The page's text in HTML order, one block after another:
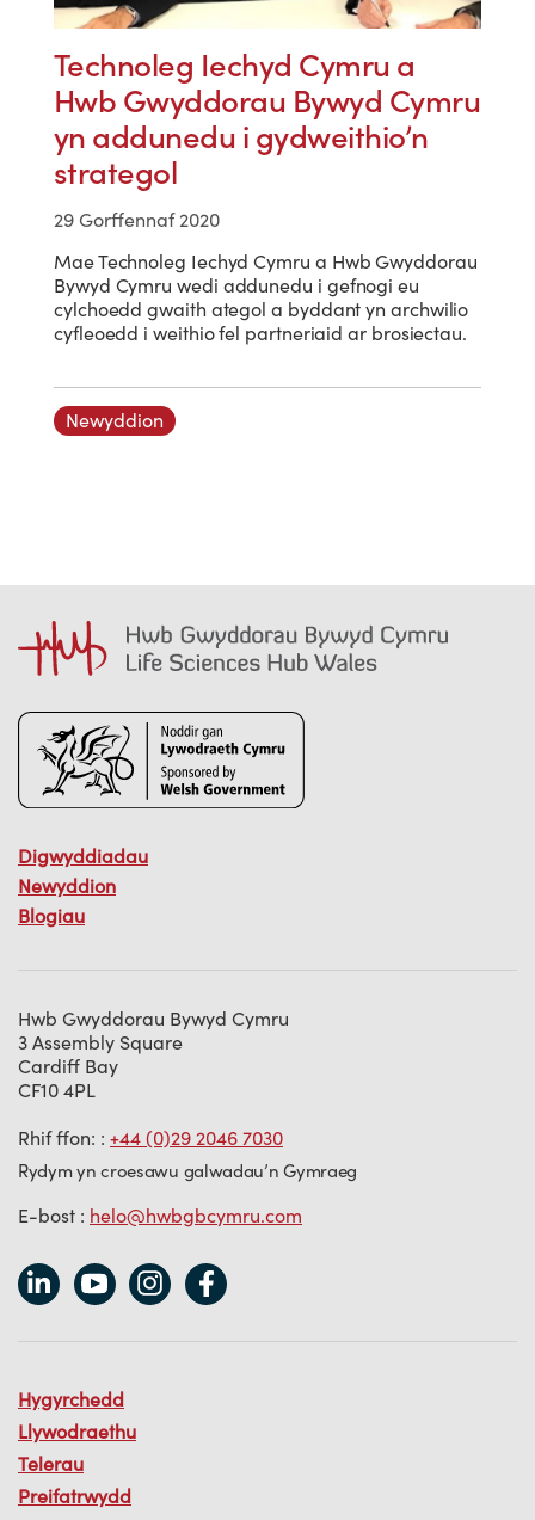
Technoleg Iechyd Cymru a
Hwb Gwyddorau Bywyd Cymru
yn addunedu i gydweithio’n
strategol
29 Gorffennaf 2020
Mae Technoleg Iechyd Cymru a Hwb Gwyddorau
Bywyd Cymru wedi addunedu i gefnogi eu
cylchoedd gwaith ategol a byddant yn archwilio
cyfleoedd i weithio fel partneriaid ar brosiectau.
Newyddion
Digwyddiadau
Newyddion
Blogiau
Hwb Gwyddorau Bywyd Cymru
3 Assembly Square
Cardiff Bay
CF10 4PL
Rhif ffon: : +44 (0)29 2046 7030
Rydym yn croesawu galwadau’n Gymraeg
E-bost : helo@hwbgbcymru.com
Hygyrchedd
Llywodraethu
Telerau
Preifatrwydd